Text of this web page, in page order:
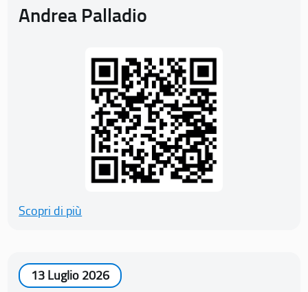
Andrea Palladio
Scopri di più
13 Luglio 2026